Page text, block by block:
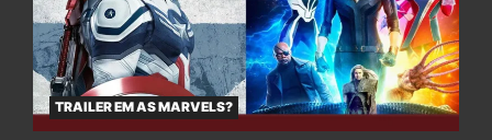
TRAILER EM AS MARVELS?